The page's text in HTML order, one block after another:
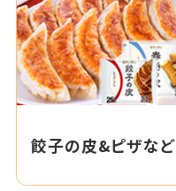
餃子の皮&ピザなど